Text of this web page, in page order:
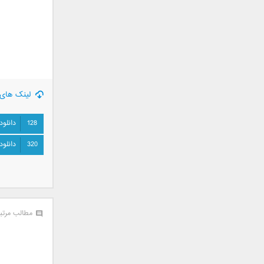
لینک
128
320
مطالب